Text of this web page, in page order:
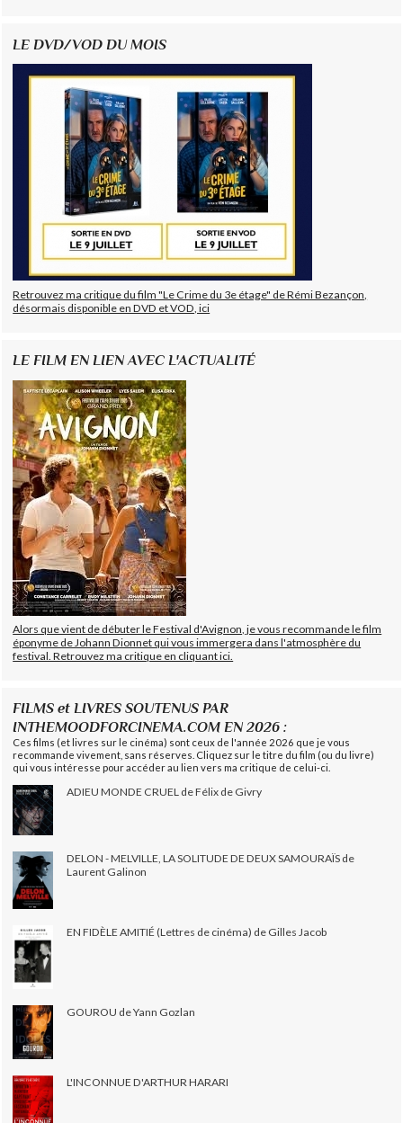
LE DVD/VOD DU MOIS
Retrouvez ma critique du film "Le Crime du 3e étage" de Rémi Bezançon,
désormais disponible en DVD et VOD, ici
LE FILM EN LIEN AVEC L'ACTUALITÉ
Alors que vient de débuter le Festival d'Avignon, je vous recommande le film
éponyme de Johann Dionnet qui vous immergera dans l'atmosphère du
festival. Retrouvez ma critique en cliquant ici.
FILMS et LIVRES SOUTENUS PAR
INTHEMOODFORCINEMA.COM EN 2026 :
Ces films (et livres sur le cinéma) sont ceux de l'année 2026 que je vous
recommande vivement, sans réserves. Cliquez sur le titre du film (ou du livre)
qui vous intéresse pour accéder au lien vers ma critique de celui-ci.
ADIEU MONDE CRUEL de Félix de Givry
DELON - MELVILLE, LA SOLITUDE DE DEUX SAMOURAÏS de
Laurent Galinon
EN FIDÈLE AMITIÉ (Lettres de cinéma) de Gilles Jacob
GOUROU de Yann Gozlan
L'INCONNUE D'ARTHUR HARARI